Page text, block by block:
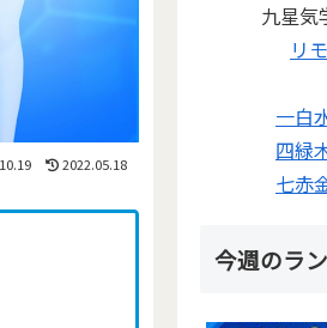
2022.05.18
九星気
リ
一白
四緑
七赤
今週のラ